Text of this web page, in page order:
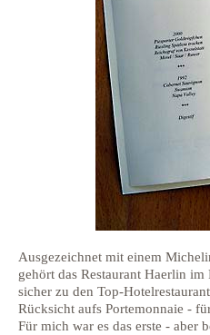
Ausgezeichnet mit einem
gehört das Restaurant Haerlin
sicher zu den Top-
Rücksicht aufs Portemonnaie -
Für mich war es das erste - aber